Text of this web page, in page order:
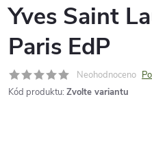
Yves Saint
Paris EdP
Neohodnoceno
Kód produktu: Zvolte variantu